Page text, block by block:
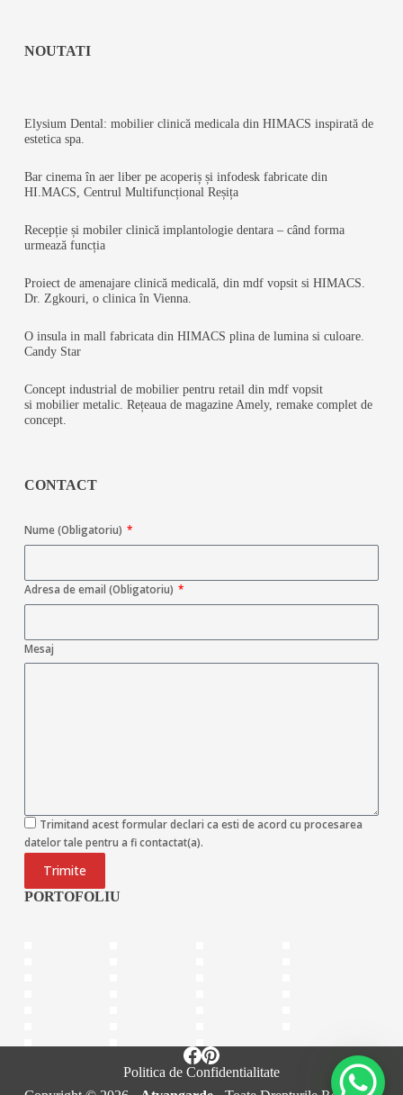
NOUTATI
Elysium Dental: mobilier clinică medicala din HIMACS inspirată de
estetica spa.
Bar cinema în aer liber pe acoperiș și infodesk fabricate din
HI.MACS, Centrul Multifuncțional Reșița
Recepție și mobiler clinică implantologie dentara – când forma
urmează funcția
Proiect de amenajare clinică medicală, din mdf vopsit si HIMACS.
Dr. Zgkouri, o clinica în Vienna.
O insula in mall fabricata din HIMACS plina de lumina si culoare.
Candy Star
Concept industrial de mobilier pentru retail din mdf vopsit
si mobilier metalic. Rețeaua de magazine Amely, remake complet de
concept.
CONTACT
Nume (Obligatoriu)
Adresa de email (Obligatoriu)
Mesaj
Trimitand acest formular declari ca esti de acord cu procesarea
datelor tale pentru a fi contactat(a).
Trimite
PORTOFOLIU
Politica de Confidentialitate